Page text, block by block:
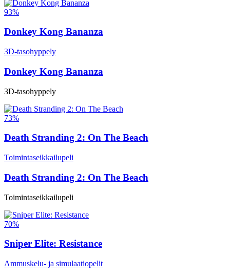
93%
Donkey Kong Bananza
3D-tasohyppely
Donkey Kong Bananza
3D-tasohyppely
73%
Death Stranding 2: On The Beach
Toimintaseikkailupeli
Death Stranding 2: On The Beach
Toimintaseikkailupeli
70%
Sniper Elite: Resistance
Ammuskelu- ja simulaatiopelit